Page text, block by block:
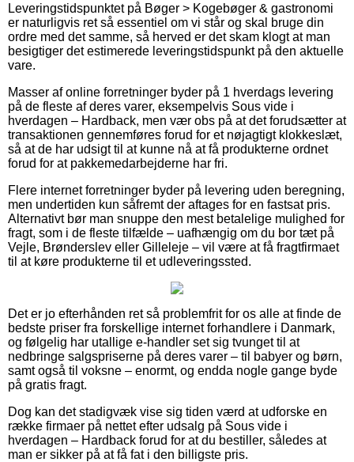
Leveringstidspunktet på Bøger > Kogebøger & gastronomi
er naturligvis ret så essentiel om vi står og skal bruge din
ordre med det samme, så herved er det skam klogt at man
besigtiger det estimerede leveringstidspunkt på den aktuelle
vare.
Masser af online forretninger byder på 1 hverdags levering
på de fleste af deres varer, eksempelvis Sous vide i
hverdagen – Hardback, men vær obs på at det forudsætter at
transaktionen gennemføres forud for et nøjagtigt klokkeslæt,
så at de har udsigt til at kunne nå at få produkterne ordnet
forud for at pakkemedarbejderne har fri.
Flere internet forretninger byder på levering uden beregning,
men undertiden kun såfremt der aftages for en fastsat pris.
Alternativt bør man snuppe den mest betalelige mulighed for
fragt, som i de fleste tilfælde – uafhængig om du bor tæt på
Vejle, Brønderslev eller Gilleleje – vil være at få fragtfirmaet
til at køre produkterne til et udleveringssted.
Det er jo efterhånden ret så problemfrit for os alle at finde de
bedste priser fra forskellige internet forhandlere i Danmark,
og følgelig har utallige e-handler set sig tvunget til at
nedbringe salgspriserne på deres varer – til babyer og børn,
samt også til voksne – enormt, og endda nogle gange byde
på gratis fragt.
Dog kan det stadigvæk vise sig tiden værd at udforske en
række firmaer på nettet efter udsalg på Sous vide i
hverdagen – Hardback forud for at du bestiller, således at
man er sikker på at få fat i den billigste pris.